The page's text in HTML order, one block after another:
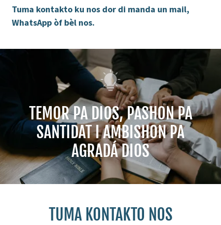
Tuma kontakto ku nos dor di manda un mail,
WhatsApp òf bèl nos.
TEMOR PA DIOS, PASHON PA
SANTIDAT I AMBISHON PA
AGRADÁ DIOS
TUMA KONTAKTO NOS